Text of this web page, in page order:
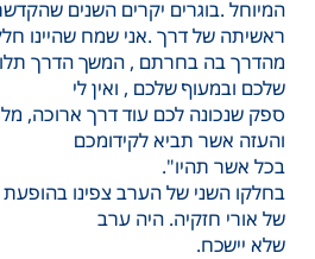
המיוחל .בוגרים יקרים השנים
ראשיתה של דרך .אני שמח שהיינו
מהדרך בה בחרתם , המשך הדרך תלוי
שלכם ובמעוף שלכם , ואין לי
ספק שנכונה לכם עוד דרך ארוכה,
והעזה אשר תביא לקידומכם
בכל אשר תהיו".
בחלקו השני של הערב צפינו
של אורי חזקיה. היה ערב
שלא יישכח.